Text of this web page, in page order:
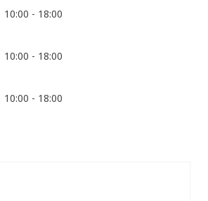
10:00 - 18:00
10:00 - 18:00
10:00 - 18:00